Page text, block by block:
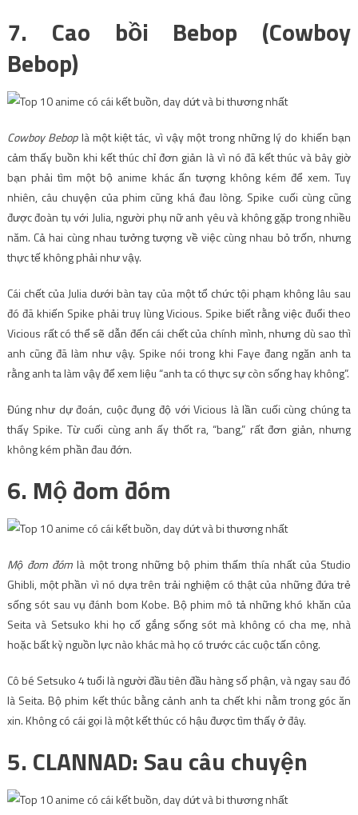
7. Cao bồi Bebop (Cowboy
Bebop)
Cowboy Beboplà một kiệt tác, vì vậy một trong những lý do khiến bạn
cảm thấy buồn khi kết thúc chỉ đơn giản là vì nó đã kết thúc và bây giờ
bạn phải tìm một bộ anime khác ấn tượng không kém để xem. Tuy
nhiên, câu chuyện của phim cũng khá đau lòng. Spike cuối cùng cũng
được đoàn tụ với Julia, người phụ nữ anh yêu và không gặp trong nhiều
năm. Cả hai cùng nhau tưởng tượng về việc cùng nhau bỏ trốn, nhưng
thực tế không phải như vậy.
Cái chết của Julia dưới bàn tay của một tổ chức tội phạm không lâu sau
đó đã khiến Spike phải truy lùng Vicious. Spike biết rằng việc đuổi theo
Vicious rất có thể sẽ dẫn đến cái chết của chính mình, nhưng dù sao thì
anh cũng đã làm như vậy. Spike nói trong khi Faye đang ngăn anh ta
rằng anh ta làm vậy để xem liệu “anh ta có thực sự còn sống hay không”.
Đúng như dự đoán, cuộc đụng độ với Vicious là lần cuối cùng chúng ta
thấy Spike. Từ cuối cùng anh ấy thốt ra, “bang,” rất đơn giản, nhưng
không kém phần đau đớn.
6. Mộ đom đóm
Mộ đom đóm là một trong những bộ phim thấm thía nhất của Studio
Ghibli, một phần vì nó dựa trên trải nghiệm có thật của những đứa trẻ
sống sót sau vụ đánh bom Kobe. Bộ phim mô tả những khó khăn của
Seita và Setsuko khi họ cố gắng sống sót mà không có cha mẹ, nhà
hoặc bất kỳ nguồn lực nào khác mà họ có trước các cuộc tấn công.
Cô bé Setsuko 4 tuổi là người đầu tiên đầu hàng số phận, và ngay sau đó
là Seita. Bộ phim kết thúc bằng cảnh anh ta chết khi nằm trong góc ăn
xin. Không có cái gọi là một kết thúc có hậu được tìm thấy ở đây.
5. CLANNAD: Sau câu chuyện